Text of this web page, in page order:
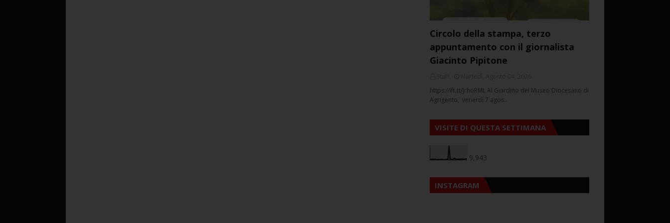
Circolo della stampa, terzo
appuntamento con il giornalista
Giacinto Pipitone
https://ift.tt/JrhoRML Al Giardino del Museo Diocesano di
Agrigento, venerdì 7 agos…
VISITE DI QUESTA SETTIMANA
9,943
INSTAGRAM